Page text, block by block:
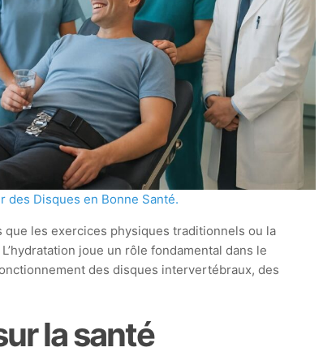
des Disques en Bonne Santé.
que les exercices physiques traditionnels ou la
joue un rôle fondamental dans le
des disques intervertébraux, des
la santé